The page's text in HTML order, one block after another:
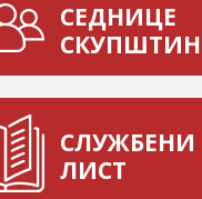
СЕДНИЦЕ
СЛУЖБЕНИ
ЛИСТ